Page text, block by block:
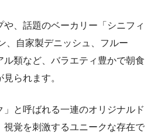
や、話題のベーカリー「シニフィ
、自家製デニッシュ、フルー
ル類など、バラエティ豊かで朝食
られます。
と呼ばれる一連のオリジナルド
視覚を刺激するユニークな存在で